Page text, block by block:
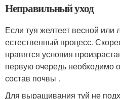
Неправильный уход
Если туя желтеет весной или
естественный процесс.
нравятся условия
первую очередь необходимо
состав почвы .
Для выращивания туй не